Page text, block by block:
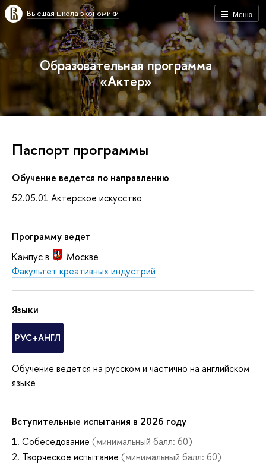
Меню
Высшая школа экономики
Образовательная программа
«Актер»
Паспорт программы
Обучение ведется по направлению
52.05.01 Актерское искусство
Программу ведет
Кампус в
Москве
Факультет креативных индустрий
Языки
РУС+АНГЛ
Обучение ведется на русском и частично на английском
языке
Вступительные испытания в 2026 году
Собеседование (минимальный балл: 60)
Творческое испытание (минимальный балл: 60)